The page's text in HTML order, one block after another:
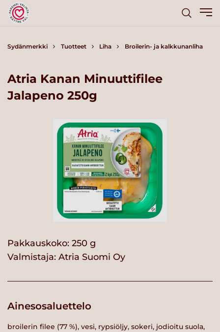
Sydänmerkki Tuotteet Liha Broilerin- ja kalkkunanliha
Atria Kanan Minuuttifilee
Jalapeno 250g
Pakkauskoko: 250 g
Valmistaja: Atria Suomi Oy
Ainesosaluettelo
broilerin filee (77 %), vesi, rypsiöljy, sokeri, jodioitu suola,